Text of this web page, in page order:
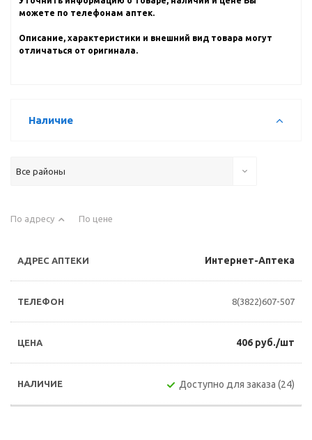
можете по телефонам аптек.
Описание, характеристики и внешний вид товара могут
отличаться от оригинала.
Наличие
Все районы
По адресу По цене
Интернет-Аптека
8(3822)607-507
406 руб./шт
Доступно для заказа (24)